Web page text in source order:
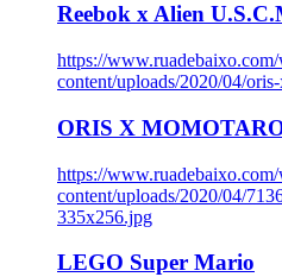
Reebok x Alien
https://
content/uploads/2020/04/
ORIS X
https://
content/uploads/2020/04/
335x256.jpg
LEGO Super Mario